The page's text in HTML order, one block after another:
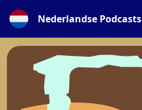
Nederlandse Podcasts